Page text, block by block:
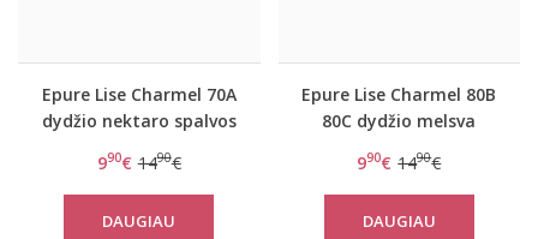
Epure Lise Charmel 70A
dydžio nektaro spalvos
Revelation Beaute
Nectar
990€ 1490€
DAUGIAU
Epure Lise Charmel 80B
80C dydžio melsva
Revelation Beaute sky
blue
990€ 1490€
DAUGIAU